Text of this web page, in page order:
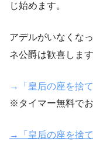
じ始めます。
アデルがいなくな
ネ公爵は歓喜します
→「皇后の座を捨
※タイマー無料で
→「皇后の座を捨